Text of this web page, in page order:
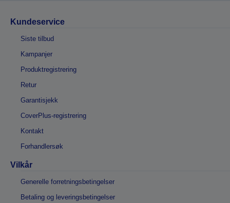
Kundeservice
Siste tilbud
Kampanjer
Produktregistrering
Retur
Garantisjekk
CoverPlus-registrering
Kontakt
Forhandlersøk
Vilkår
Generelle forretningsbetingelser
Betaling og leveringsbetingelser